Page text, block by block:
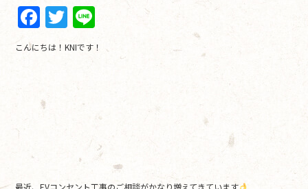
F
a
c
b
T
w
itt
n
e
こんにちは！KNIです！
最近、EVコンセント工事のご相談がかなり増えてきています